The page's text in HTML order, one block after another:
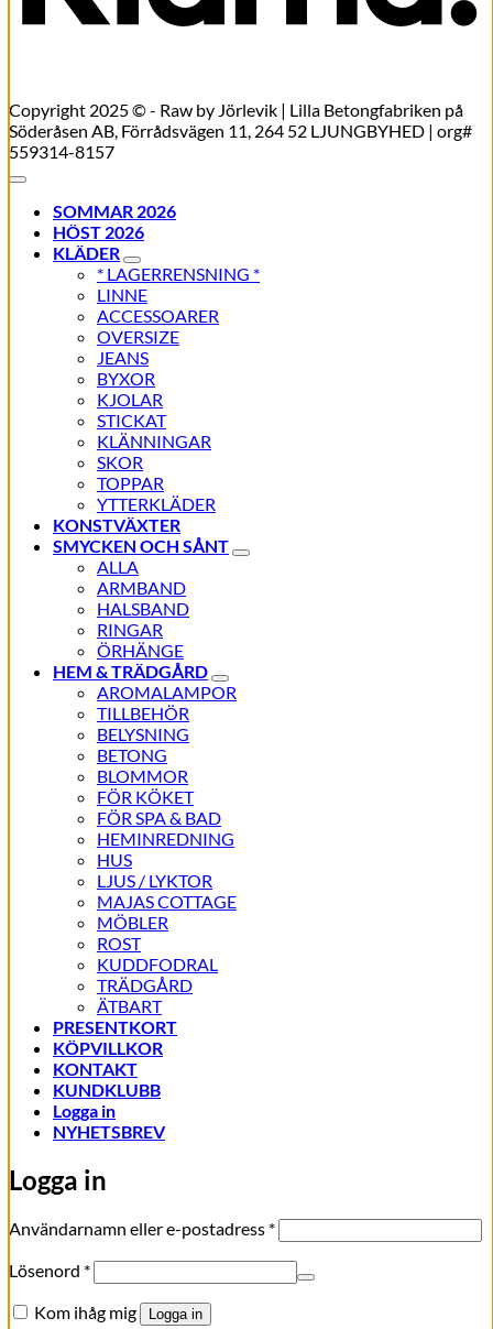
Copyright 2025 © - Raw by Jörlevik | Lilla Betongfabriken på
Söderåsen AB, Förrådsvägen 11, 264 52 LJUNGBYHED | org#
559314-8157
SOMMAR 2026
HÖST 2026
KLÄDER
* LAGERRENSNING *
LINNE
ACCESSOARER
OVERSIZE
JEANS
BYXOR
KJOLAR
STICKAT
KLÄNNINGAR
SKOR
TOPPAR
YTTERKLÄDER
KONSTVÄXTER
SMYCKEN OCH SÅNT
ALLA
ARMBAND
HALSBAND
RINGAR
ÖRHÄNGE
HEM & TRÄDGÅRD
AROMALAMPOR
TILLBEHÖR
BELYSNING
BETONG
BLOMMOR
FÖR KÖKET
FÖR SPA & BAD
HEMINREDNING
HUS
LJUS / LYKTOR
MAJAS COTTAGE
MÖBLER
ROST
KUDDFODRAL
TRÄDGÅRD
ÄTBART
PRESENTKORT
KÖPVILLKOR
KONTAKT
KUNDKLUBB
Logga in
NYHETSBREV
Logga in
Användarnamn eller e-postadress *Obligatoriskt
Lösenord *Obligatoriskt
Kom ihåg mig Logga in